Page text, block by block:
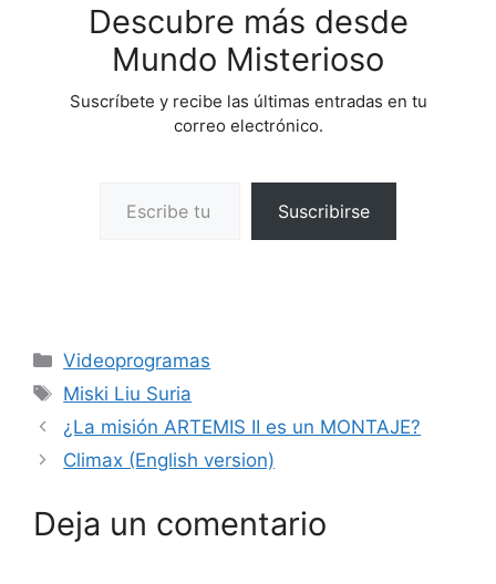
Descubre más desde
Mundo Misterioso
Suscríbete y recibe las últimas entradas en tu
correo electrónico.
Suscribirse
Categorías
Videoprogramas
Etiquetas
Miski Liu Suria
¿La misión ARTEMIS II es un MONTAJE?
Climax (English version)
Deja un comentario